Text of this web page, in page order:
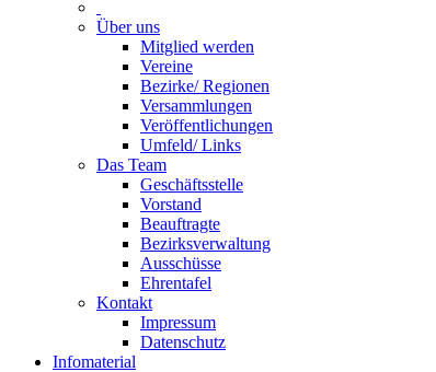
Über uns
Mitglied werden
Vereine
Bezirke/ Regionen
Versammlungen
Veröffentlichungen
Umfeld/ Links
Das Team
Geschäftsstelle
Vorstand
Beauftragte
Bezirksverwaltung
Ausschüsse
Ehrentafel
Kontakt
Impressum
Datenschutz
Infomaterial